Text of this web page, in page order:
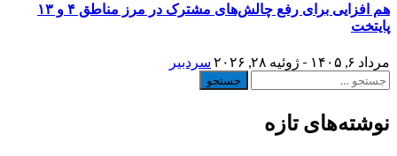
هم افزایی برای رفع چالش‌های مشترک در مرز مناطق ۴ و ۱۳
پایتخت
مرداد ۶, ۱۴۰۵ - ژوئیه ۲۸, ۲۰۲۶
سردبیر
جستجو
نوشته‌های تازه